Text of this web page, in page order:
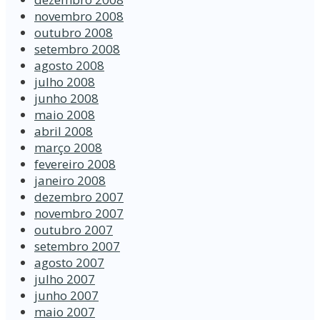
novembro 2008
outubro 2008
setembro 2008
agosto 2008
julho 2008
junho 2008
maio 2008
abril 2008
março 2008
fevereiro 2008
janeiro 2008
dezembro 2007
novembro 2007
outubro 2007
setembro 2007
agosto 2007
julho 2007
junho 2007
maio 2007